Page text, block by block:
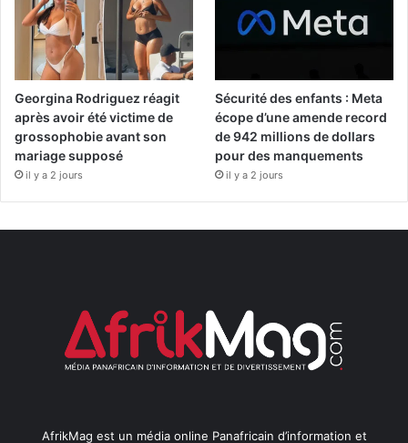
Georgina Rodriguez réagit
après avoir été victime de
grossophobie avant son
mariage supposé
il y a 2 jours
Sécurité des enfants : Meta
écope d’une amende record
de 942 millions de dollars
pour des manquements
il y a 2 jours
AfrikMag est un média online Panafricain d’information et